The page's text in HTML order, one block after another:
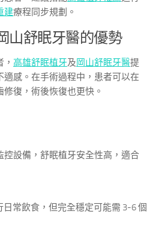
建療程同步規劃。
山舒眠牙醫的優勢
高雄舒眠植牙及 岡山舒眠牙醫提
感。在手術過程中，患者可以在
復，術後恢復也更快。
控設備，舒眠植牙安全性高，適合
日常飲食，但完全穩定可能需 3-6 個